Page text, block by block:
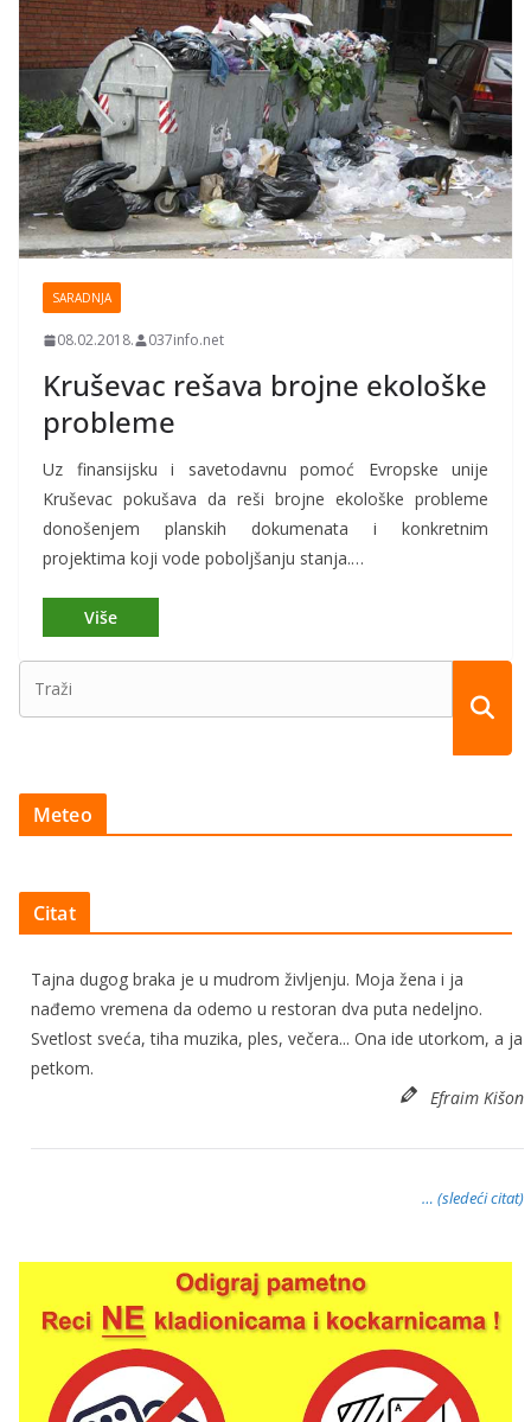
SARADNJA
08.02.2018. 037info.net
Kruševac rešava brojne ekološke
probleme
Uz finansijsku i savetodavnu pomoć Evropske unije
Kruševac pokušava da reši brojne ekološke probleme
donošenjem planskih dokumenata i konkretnim
projektima koji vode poboljšanju stanja.…
Meteo
Citat
Tajna dugog braka je u mudrom življenju. Moja žena i ja
nađemo vremena da odemo u restoran dva puta nedeljno.
Svetlost sveća, tiha muzika, ples, večera... Ona ide utorkom, a ja
petkom.
Efraim Kišon
… (sledeći citat)